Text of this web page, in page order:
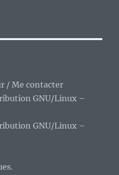
/ Me contacter
GNU/Linux –
GNU/Linux –